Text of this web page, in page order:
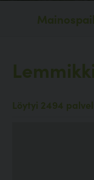
Löytyi 2494